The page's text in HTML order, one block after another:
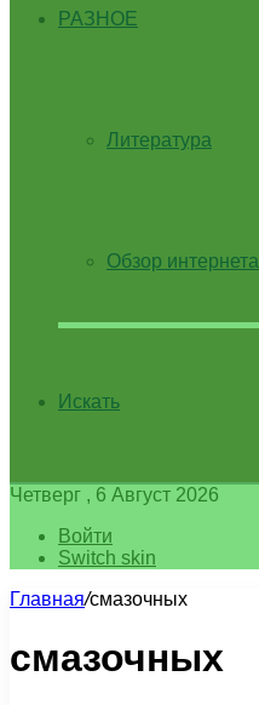
РАЗНОЕ
Литература
Обзор интернета
Искать
Четверг , 6 Август 2026
Войти
Switch skin
Главная/смазочных
смазочных